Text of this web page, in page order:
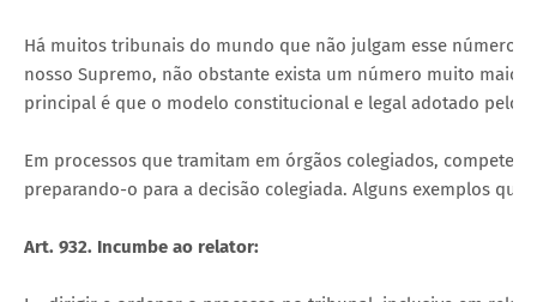
Há muitos tribunais do mundo que não julgam esse número
nosso Supremo, não obstante exista um número muito
principal é que o modelo constitucional e legal adotado pelo
Em processos que tramitam em órgãos colegiados, compete
preparando-o para a decisão colegiada. Alguns exemplos que
Art. 932. Incumbe ao relator: